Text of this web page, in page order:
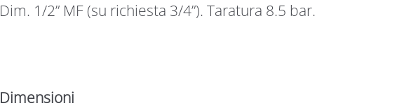
Dim. 1/2” MF (su richiesta 3/4”). Taratura 8.5 bar.
Dimensioni